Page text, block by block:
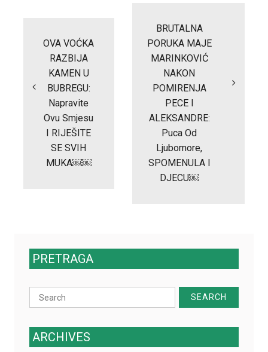
OVA VOĆKA
RAZBIJA
KAMEN U
BUBREGU:
Napravite
Ovu Smjesu
I RIJEŠITE
SE SVIH
MUKA￼￼
BRUTALNA
PORUKA MAJE
MARINKOVIĆ
NAKON
POMIRENJA
PECE I
ALEKSANDRE:
Puca Od
Ljubomore,
SPOMENULA I
DJECU￼
PRETRAGA
Search
for:
ARCHIVES